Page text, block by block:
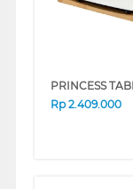
Rp 2.409.000